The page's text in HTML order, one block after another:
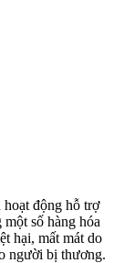
hoạt động hỗ trợ
số hàng hóa
hại, mất mát do
người bị thương.